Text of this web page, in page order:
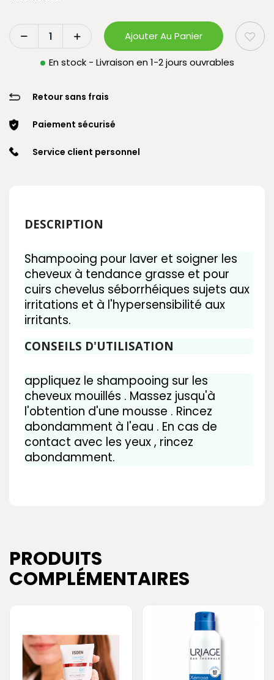
Ajouter Au Panier
En stock - Livraison en 1-2 jours ouvrables
Retour sans frais
Paiement sécurisé
Service client personnel
DESCRIPTION
Shampooing pour laver et soigner les
cheveux à tendance grasse et pour
cuirs chevelus séborrhéiques sujets aux
irritations et à l'hypersensibilité aux
irritants.
CONSEILS D'UTILISATION
appliquez le shampooing sur les
cheveux mouillés . Massez jusqu'à
l'obtention d'une mousse . Rincez
abondamment à l'eau . En cas de
contact avec les yeux , rincez
abondamment.
PRODUITS
COMPLÉMENTAIRES